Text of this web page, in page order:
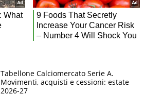
Tabellone Calciomercato Serie A.
Movimenti, acquisti e cessioni: estate
2026-27